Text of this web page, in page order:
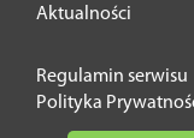
Aktualności
Regulamin serwisu
Polityka